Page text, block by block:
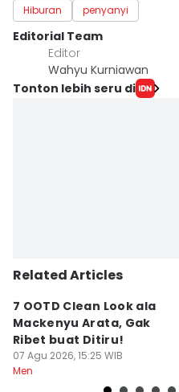
Hiburan
penyanyi
Editorial Team
Editor
Wahyu Kurniawan
Tonton lebih seru di
Related Articles
7 OOTD Clean Look ala
Mackenyu Arata, Gak
Ribet buat Ditiru!
07 Agu 2026, 15:25 WIB
Men